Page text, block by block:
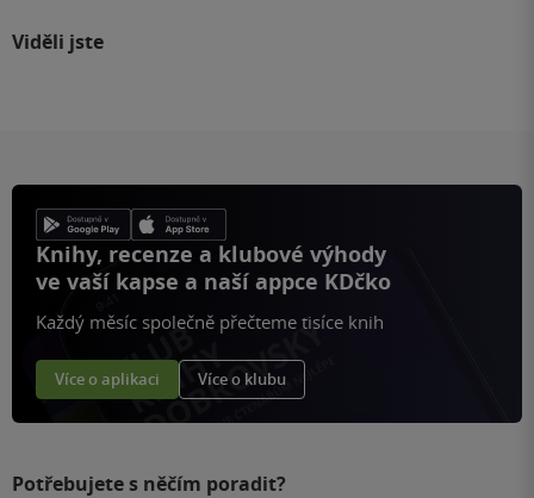
Viděli jste
Knihy, recenze a klubové výhody
ve vaší kapse a naší appce KDčko
Každý měsíc společně přečteme tisíce knih
Více o aplikaci Více o klubu
Potřebujete s něčím poradit?